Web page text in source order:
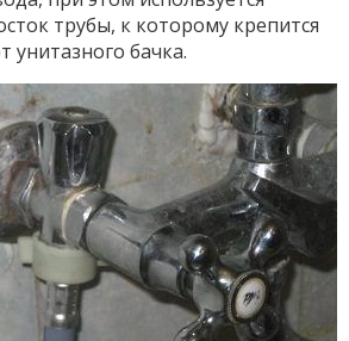
трубы, к которому крепится
унитазного бачка.